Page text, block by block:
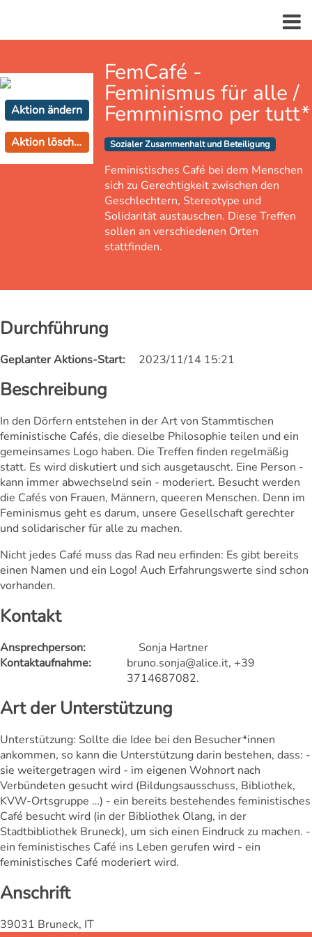
Aktion ändern
Aktion löschen
FemCafé -
Feminismus für alle /
Femminismo per tutt*
Sozialer Zusammenhalt und Beteiligung
Feministisches Café bei dem Menschen
sich zu Gerechtigkeit zwischen den
Geschlechtern, Stereotype und
Solidarität austauschen. Diese Treffen
sollen an verschiedenen Orten
stattfinden.
Durchführung
Geplanter Aktions-Start: 2023/11/14 15:21
Beschreibung
In den Dörfern entstehen in der Art von Stammtischen
feministische Cafés, die dieselbe Philosophie teilen und ein
gemeinsames Logo haben. Die Treffen finden regelmäßig
statt. Es wird diskutiert und sich ausgetauscht. Eine Person -
kann immer abwechselnd sein - moderiert. Besucht werden
die Cafés von Frauen, Männern, queeren Menschen. Denn im
Feminismus geht es darum, unsere Gesellschaft gerechter
und solidarischer für alle zu machen.
Nicht jedes Café muss das Rad neu erfinden: Es gibt bereits
einen Namen und ein Logo! Auch Erfahrungswerte sind schon
vorhanden.
Kontakt
Ansprechperson:
Sonja Hartner
Kontaktaufnahme:
bruno.sonja@alice.it, +39
3714687082.
Art der Unterstützung
Unterstützung: Sollte die Idee bei den Besucher*innen
ankommen, so kann die Unterstützung darin bestehen, dass: -
sie weitergetragen wird - im eigenen Wohnort nach
Verbündeten gesucht wird (Bildungsausschuss, Bibliothek,
KVW-Ortsgruppe …) - ein bereits bestehendes feministisches
Café besucht wird (in der Bibliothek Olang, in der
Stadtbibliothek Bruneck), um sich einen Eindruck zu machen. -
ein feministisches Café ins Leben gerufen wird - ein
feministisches Café moderiert wird.
Anschrift
39031 Bruneck, IT